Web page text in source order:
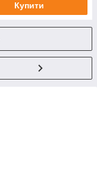
Купити